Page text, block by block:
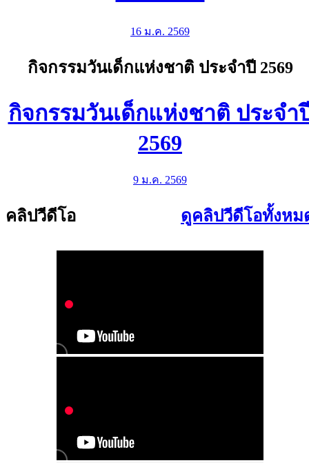
16 ม.ค. 2569
กิจกรรมวันเด็กแห่งชาติ ประจำปี 2569
กิจกรรมวันเด็กแห่งชาติ ประจำ
2569
9 ม.ค. 2569
คลิปวีดีโอ ดูคลิปวีดีโอทั้งหม